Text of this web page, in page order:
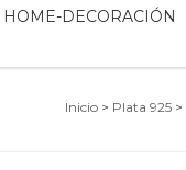
HOME-DECORACIÓN
Inicio > Plata 925 >